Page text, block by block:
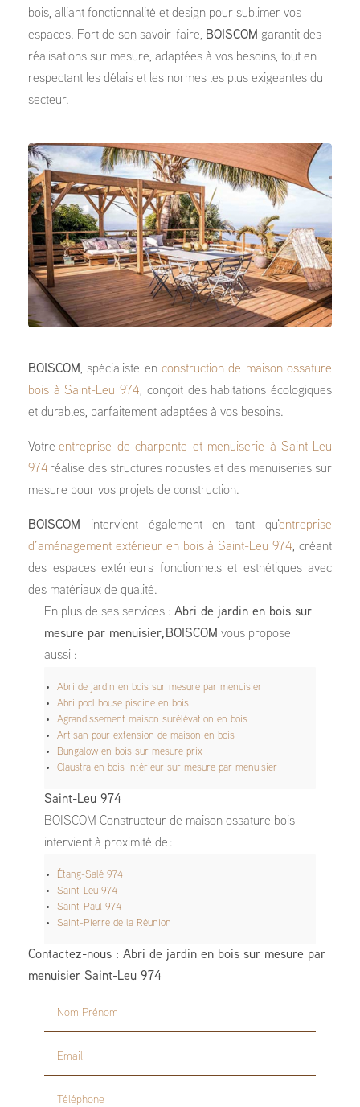
bois, alliant fonctionnalité et design pour sublimer vos
espaces. Fort de son savoir-faire, BOISCOM garantit des
réalisations sur mesure, adaptées à vos besoins, tout en
respectant les délais et les normes les plus exigeantes du
secteur.
BOISCOM , spécialiste en construction de maison ossature
bois à Saint-Leu 974, conçoit des habitations écologiques
et durables, parfaitement adaptées à vos besoins.
Votreentreprise de charpente et menuiserie à Saint-Leu
974 réalise des structures robustes et des menuiseries sur
mesure pour vos projets de construction.
BOISCOM intervient également en tant qu'entreprise
d’aménagement extérieur en bois à Saint-Leu 974, créant
des espaces extérieurs fonctionnels et esthétiques avec
des matériaux de qualité.
En plus de ses services : Abri de jardin en bois sur
mesure par menuisier, BOISCOM vous propose
aussi :
Abri de jardin en bois sur mesure par menuisier
Abri pool house piscine en bois
Agrandissement maison surélévation en bois
Artisan pour extension de maison en bois
Bungalow en bois sur mesure prix
Claustra en bois intérieur sur mesure par menuisier
Saint-Leu 974
BOISCOM Constructeur de maison ossature bois
intervient à proximité de :
Étang-Salé 974
Saint-Leu 974
Saint-Paul 974
Saint-Pierre de la Réunion
Contactez-nous : Abri de jardin en bois sur mesure par
menuisier Saint-Leu 974
Nom Prénom
Email
Téléphone